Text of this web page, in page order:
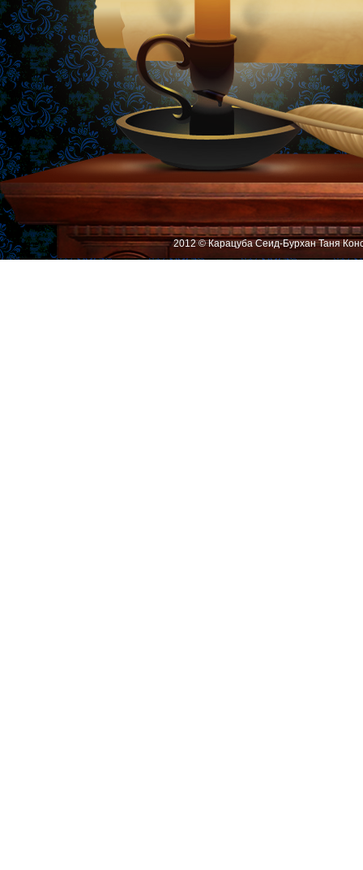
2012 © Карацуба Сеид-Бурхан Таня